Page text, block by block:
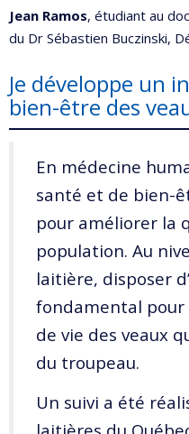
Jean Ramos, étudiant au
du Dr Sébastien Buczinski,
Je développe un
bien-être des
En médecine
santé et de bien-
pour améliorer la
population. Au
laitière, disposer
fondamental
de vie des veaux
du troupeau.
Un suivi a été